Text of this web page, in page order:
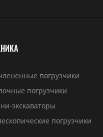
погрузчики
погрузчики
экскаваторы
погрузчики